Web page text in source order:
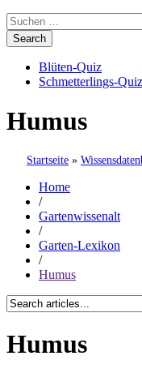
Blüten-Quiz
Schmetterlings-
Humus
Startseite »
Home
/
Gartenwissenalt
/
Garten-Lexikon
/
Humus
Humus